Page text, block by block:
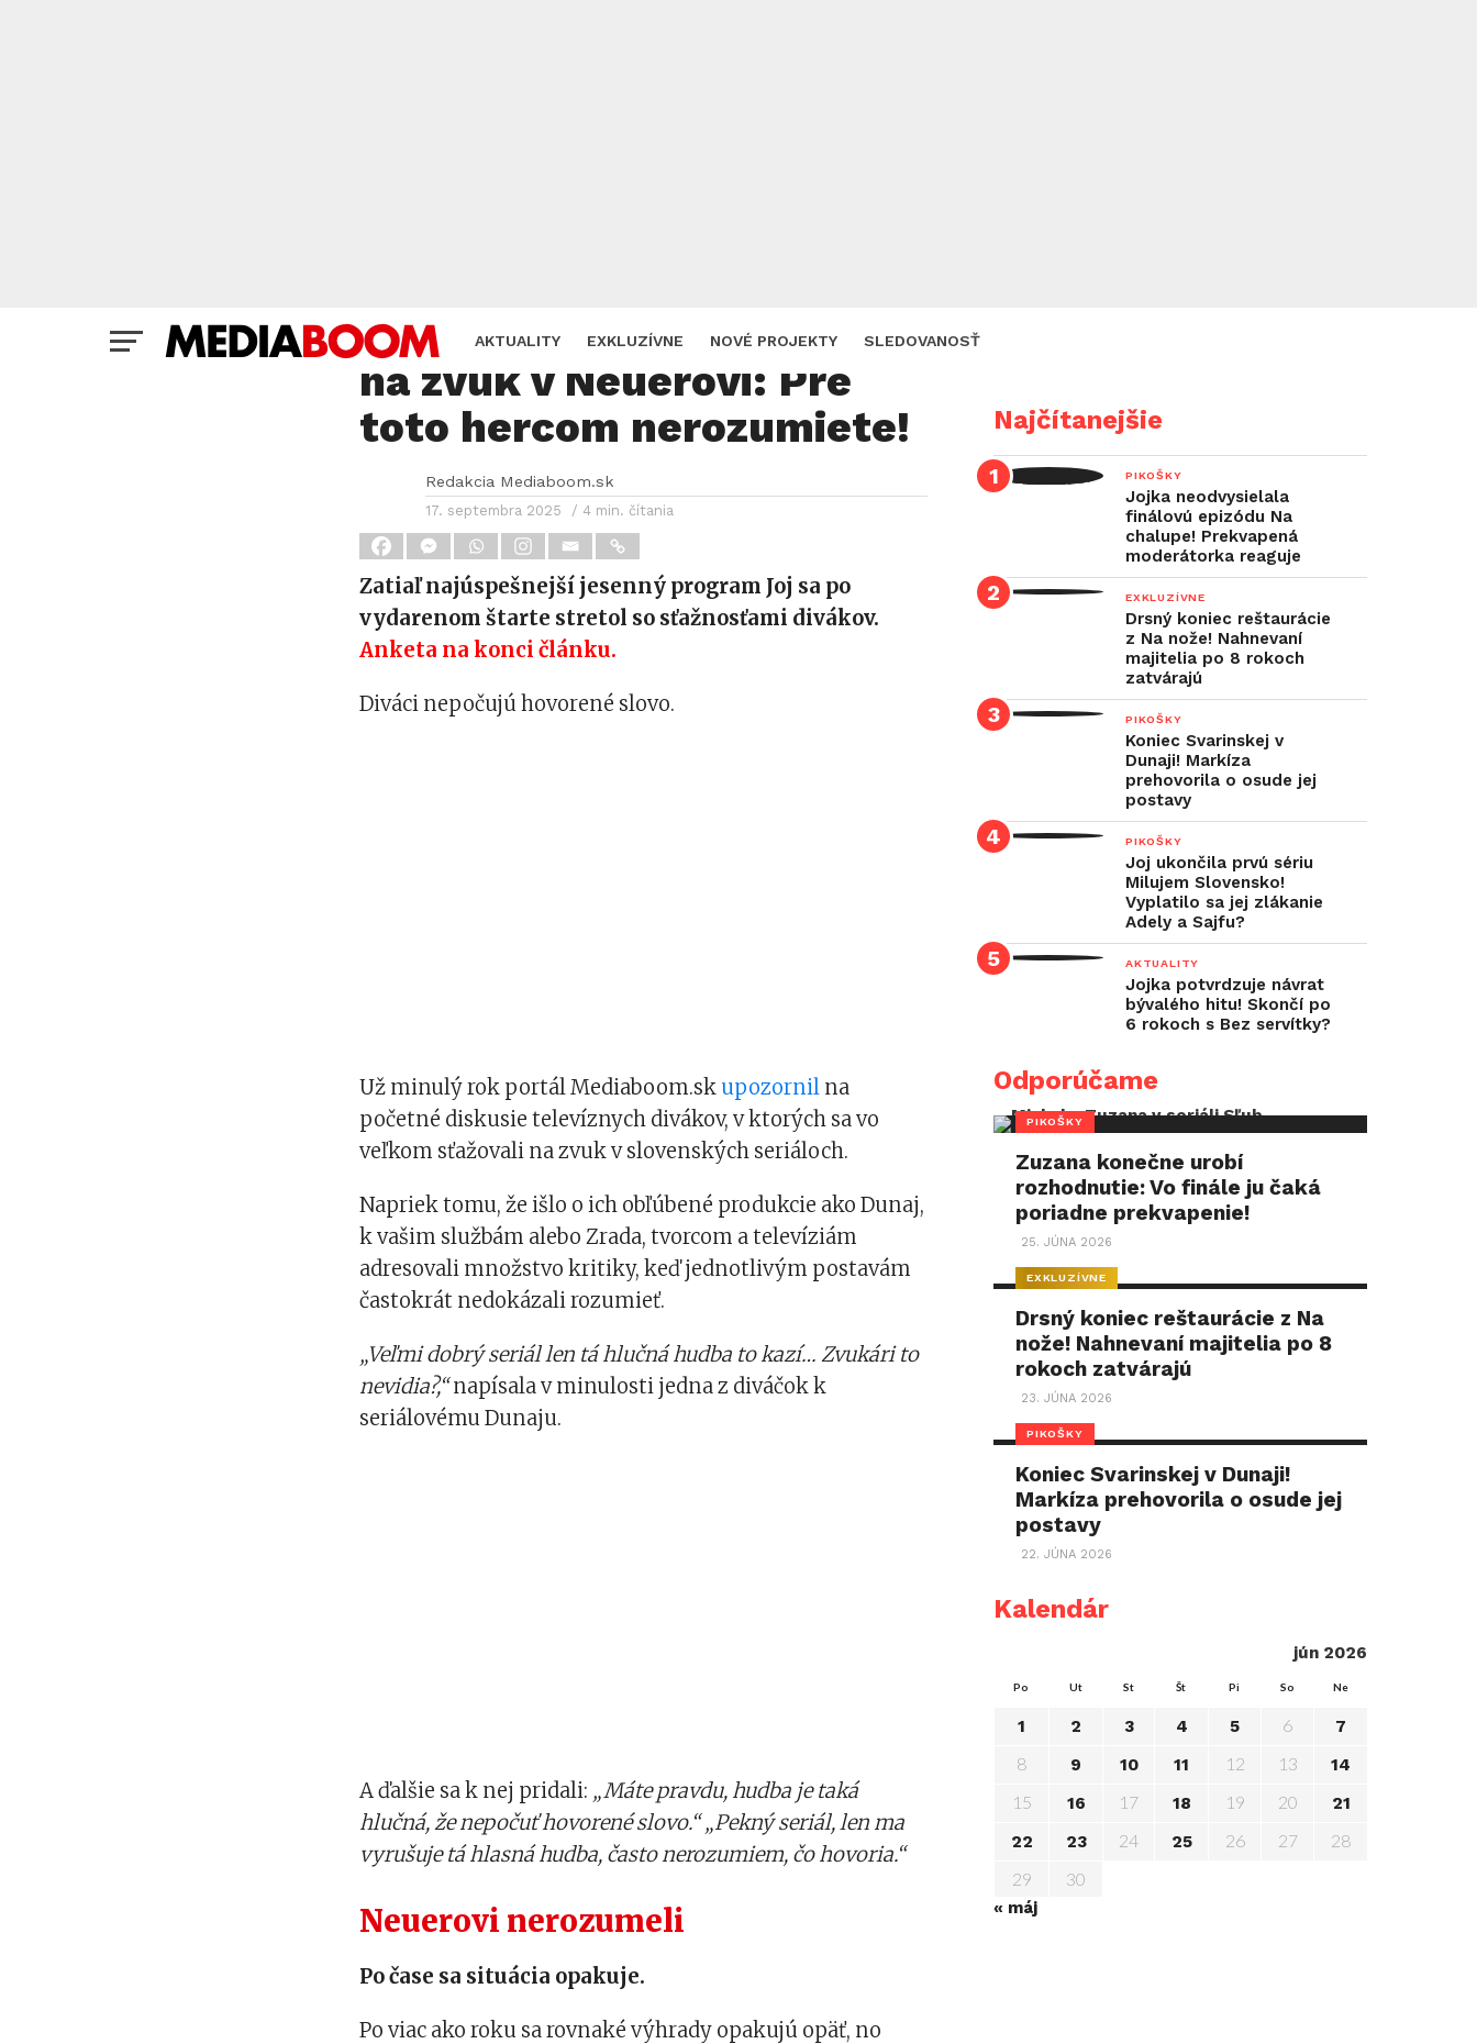
AKTUALITY EXKLUZÍVNE NOVÉ PROJEKTY SLEDOVANOSŤ
Diváci sa po Dunaji sťažujú
na zvuk v Neuerovi: Pre
toto hercom nerozumiete!
Redakcia Mediaboom.sk
17. septembra 2025 / 4 min. čítania
Zatiaľ najúspešnejší jesenný program Joj sa po
vydarenom štarte stretol so sťažnosťami divákov.
Anketa na konci článku.
Diváci nepočujú hovorené slovo.
Už minulý rok portál Mediaboom.sk upozornil na
početné diskusie televíznych divákov, v ktorých sa vo
veľkom sťažovali na zvuk v slovenských seriáloch.
Napriek tomu, že išlo o ich obľúbené produkcie ako Dunaj,
k vašim službám alebo Zrada, tvorcom a televíziám
adresovali množstvo kritiky, keď jednotlivým postavám
častokrát nedokázali rozumieť.
„Veľmi dobrý seriál len tá hlučná hudba to kazí… Zvukári to
nevidia?,“napísala v minulosti jedna z diváčok k
seriálovému Dunaju.
A ďalšie sa k nej pridali: „Máte pravdu, hudba je taká
hlučná, že nepočuť hovorené slovo.“ „Pekný seriál, len ma
vyrušuje tá hlasná hudba, často nerozumiem, čo hovoria.“
Neuerovi nerozumeli
Po čase sa situácia opakuje.
Po viac ako roku sa rovnaké výhrady opakujú opäť, no
Najčítanejšie
PIKOŠKY
Jojka neodvysielala
finálovú epizódu Na
chalupe! Prekvapená
moderátorka reaguje
EXKLUZÍVNE
Drsný koniec reštaurácie
z Na nože! Nahnevaní
majitelia po 8 rokoch
zatvárajú
PIKOŠKY
Koniec Svarinskej v
Dunaji! Markíza
prehovorila o osude jej
postavy
PIKOŠKY
Joj ukončila prvú sériu
Milujem Slovensko!
Vyplatilo sa jej zlákanie
Adely a Sajfu?
AKTUALITY
Jojka potvrdzuje návrat
bývalého hitu! Skončí po
6 rokoch s Bez servítky?
Odporúčame
PIKOŠKY
Zuzana konečne urobí
rozhodnutie: Vo finále ju čaká
poriadne prekvapenie!
25. JÚNA 2026
EXKLUZÍVNE
Drsný koniec reštaurácie z Na
nože! Nahnevaní majitelia po 8
rokoch zatvárajú
23. JÚNA 2026
PIKOŠKY
Koniec Svarinskej v Dunaji!
Markíza prehovorila o osude jej
postavy
22. JÚNA 2026
Kalendár
jún 2026
Po Ut St Št Pi So Ne
1 2 3 4 5 6 7
8 9 10 11 12 13 14
15 16 17 18 19 20
21
22
23 24 25 26 27
28
29
30
« máj